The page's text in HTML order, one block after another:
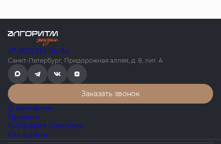
+7 (812) 214-04-94
Санкт-Петербург, Придорожная аллея, д. 8, лит. А
Заказать звонок
О компании
Проекты
География проектов
Как купить